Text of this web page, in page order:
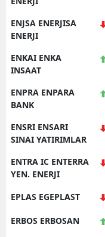
ENJSA ENERJISA
ENERJI
ENKAI ENKA
INSAAT
ENPRA ENPARA
BANK
ENSRI ENSARI
SINAI YATIRIMLAR
ENTRA IC ENTERRA
YEN. ENERJI
EPLAS EGEPLAST
ERBOS ERBOSAN